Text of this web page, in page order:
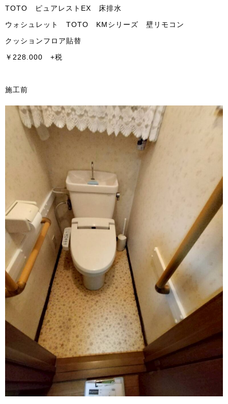
TOTO ピュアレストEX 床排水
ウォシュレット TOTO KMシリーズ 壁リモコン
クッションフロア貼替
￥228.000 +税
施工前